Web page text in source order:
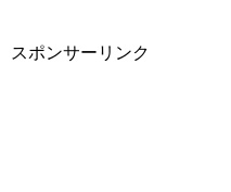
スポンサーリンク